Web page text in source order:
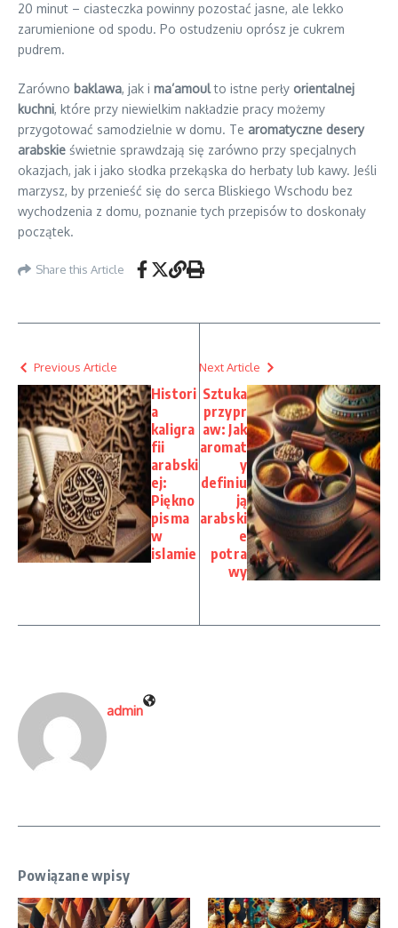
20 minut – ciasteczka powinny pozostać jasne, ale lekko
zarumienione od spodu. Po ostudzeniu oprósz je cukrem
pudrem.
Zarówno baklawa, jak i ma’amoulto istne perły orientalnej
kuchni, które przy niewielkim nakładzie pracy możemy
przygotować samodzielnie w domu. Te aromatyczne desery
arabskie świetnie sprawdzają się zarówno przy specjalnych
okazjach, jak i jako słodka przekąska do herbaty lub kawy. Jeśli
marzysz, by przenieść się do serca Bliskiego Wschodu bez
wychodzenia z domu, poznanie tych przepisów to doskonały
początek.
Share this Article
Previous Article
Histori
a
kaligra
fii
arabski
ej:
Piękno
pisma
w
islamie
Next Article
Sztuka
przypr
aw: Jak
aromat
y
definiu
ją
arabski
e
potra
wy
admin
Powiązane wpisy